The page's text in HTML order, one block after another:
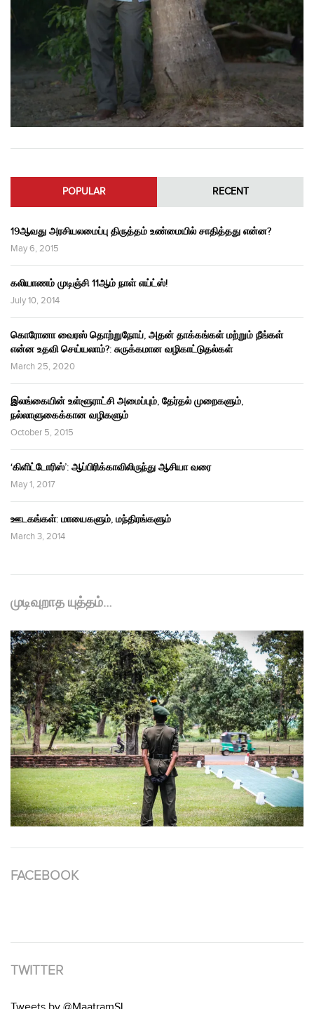
POPULAR RECENT
19ஆவது அரசியலமைப்பு திருத்தம் உண்மையில் சாதித்தது என்ன?
May 6, 2015
கலியாணம் முடிஞ்சி 11ஆம் நாள் எய்ட்ஸ்!
July 10, 2014
கொரோனா வைரஸ் தொற்றுநோய், அதன் தாக்கங்கள் மற்றும் நீங்கள்
என்ன உதவி செய்யலாம்?: சுருக்கமான வழிகாட்டுதல்கள்
March 25, 2020
இலங்கையின் உள்ளூராட்சி அமைப்பும், தேர்தல் முறைகளும்,
நல்லாளுகைக்கான வழிகளும்
October 5, 2015
‘கிளிட்டோரிஸ்’: ஆப்பிரிக்காவிலிருந்து ஆசியா வரை
May 1, 2017
ஊடகங்கள்: மாயைகளும், மந்திரங்களும்
March 3, 2014
முடிவுறாத யுத்தம்…
FACEBOOK
TWITTER